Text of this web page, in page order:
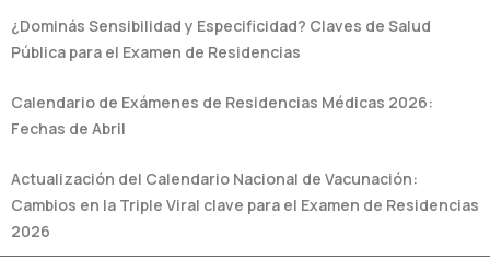
¿Dominás Sensibilidad y Especificidad? Claves de Salud
Pública para el Examen de Residencias
Calendario de Exámenes de Residencias Médicas 2026:
Fechas de Abril
Actualización del Calendario Nacional de Vacunación:
Cambios en la Triple Viral clave para el Examen de Residencias
2026